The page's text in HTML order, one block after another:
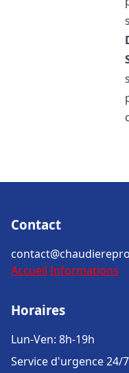
Contact
Accueil Informations
Horaires
Lun-Ven: 8h-19h
Service d'urgence 24/7